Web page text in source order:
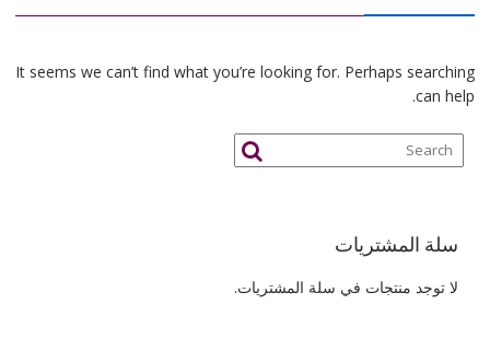
It seems we can’t find what you’re looking for. Perhaps searching
can help.
سلة المشتريات
لا توجد منتجات في سلة المشتريات.